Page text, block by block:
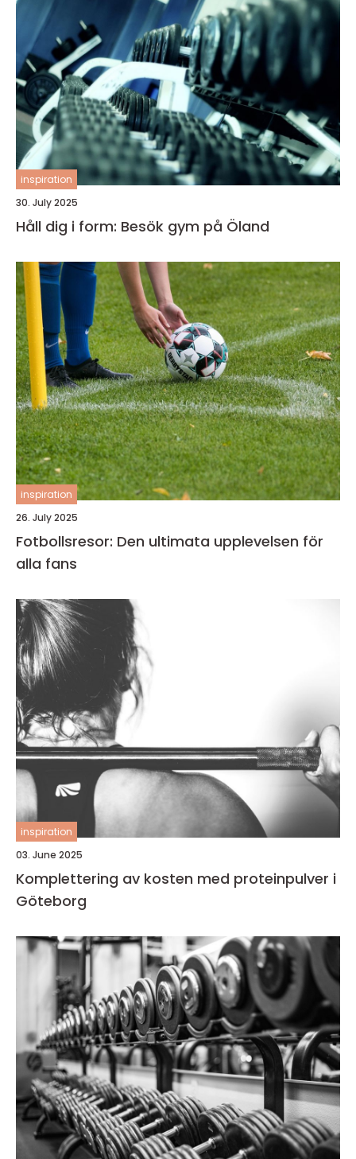
inspiration
30. July 2025
Håll dig i form: Besök gym på Öland
inspiration
26. July 2025
Fotbollsresor: Den ultimata upplevelsen för
alla fans
inspiration
03. June 2025
Komplettering av kosten med proteinpulver i
Göteborg